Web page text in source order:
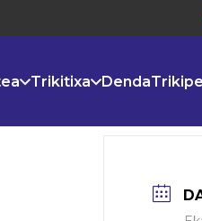
Trikitixa Denda